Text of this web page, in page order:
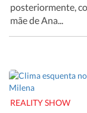
posteriormente,
mãe de Ana...
REALITY SHOW